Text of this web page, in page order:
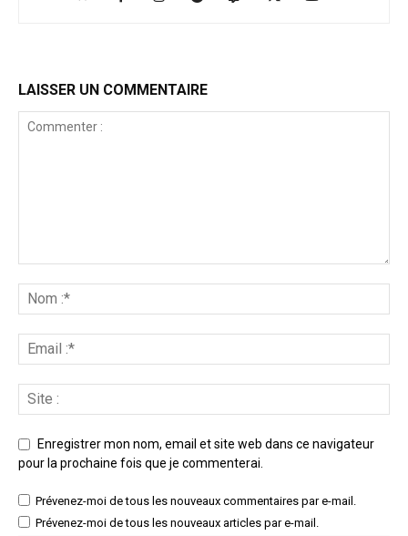
LAISSER UN COMMENTAIRE
Enregistrer mon nom, email et site web dans ce navigateur
pour la prochaine fois que je commenterai.
Prévenez-moi de tous les nouveaux commentaires par e-mail.
Prévenez-moi de tous les nouveaux articles par e-mail.